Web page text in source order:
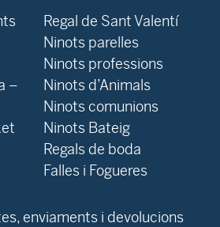
–
Regal de Sant Valentí
Ninots parelles
Ninots professions
Ninots d’Animals
Ninots comunions
Ninots Bateig
Regals de boda
Falles i Fogueres
enviaments i devolucions